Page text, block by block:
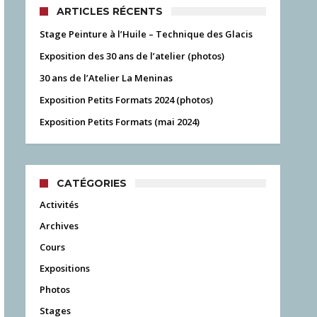
ARTICLES RÉCENTS
Stage Peinture à l’Huile – Technique des Glacis
Exposition des 30 ans de l’atelier (photos)
30 ans de l’Atelier La Meninas
Exposition Petits Formats 2024 (photos)
Exposition Petits Formats (mai 2024)
CATÉGORIES
Activités
Archives
Cours
Expositions
Photos
Stages